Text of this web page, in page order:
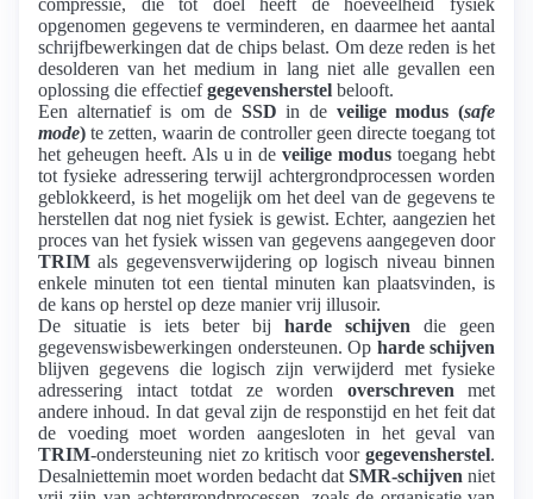
opgenomen gegevens te verminderen, en daarmee het aantal
schrijfbewerkingen dat de chips belast. Om deze reden is het
desolderen van het medium in lang niet alle gevallen een
oplossing die effectiefgegevensherstel belooft.
Een alternatief is om de SSD in de veilige modus (safe
mode) te zetten, waarin de controller geen directe toegang tot
het geheugen heeft. Als u in deveilige modus toegang hebt
tot fysieke adressering terwijl achtergrondprocessen worden
geblokkeerd, is het mogelijk om het deel van de gegevens te
herstellen dat nog niet fysiek is gewist. Echter, aangezien het
proces van het fysiek wissen van gegevens aangegeven door
TRIM als gegevensverwijdering op logisch niveau binnen
enkele minuten tot een tiental minuten kan plaatsvinden, is
de kans op herstel op deze manier vrij illusoir.
De situatie is iets beter bij harde schijven die geen
gegevenswisbewerkingen ondersteunen. Op harde schijven
blijven gegevens die logisch zijn verwijderd met fysieke
adressering intact totdat ze worden overschreven met
andere inhoud. In dat geval zijn de responstijd en het feit dat
de voeding moet worden aangesloten in het geval van
TRIM-ondersteuning niet zo kritisch voor gegevensherstel.
Desalniettemin moet worden bedacht dat SMR-schijven niet